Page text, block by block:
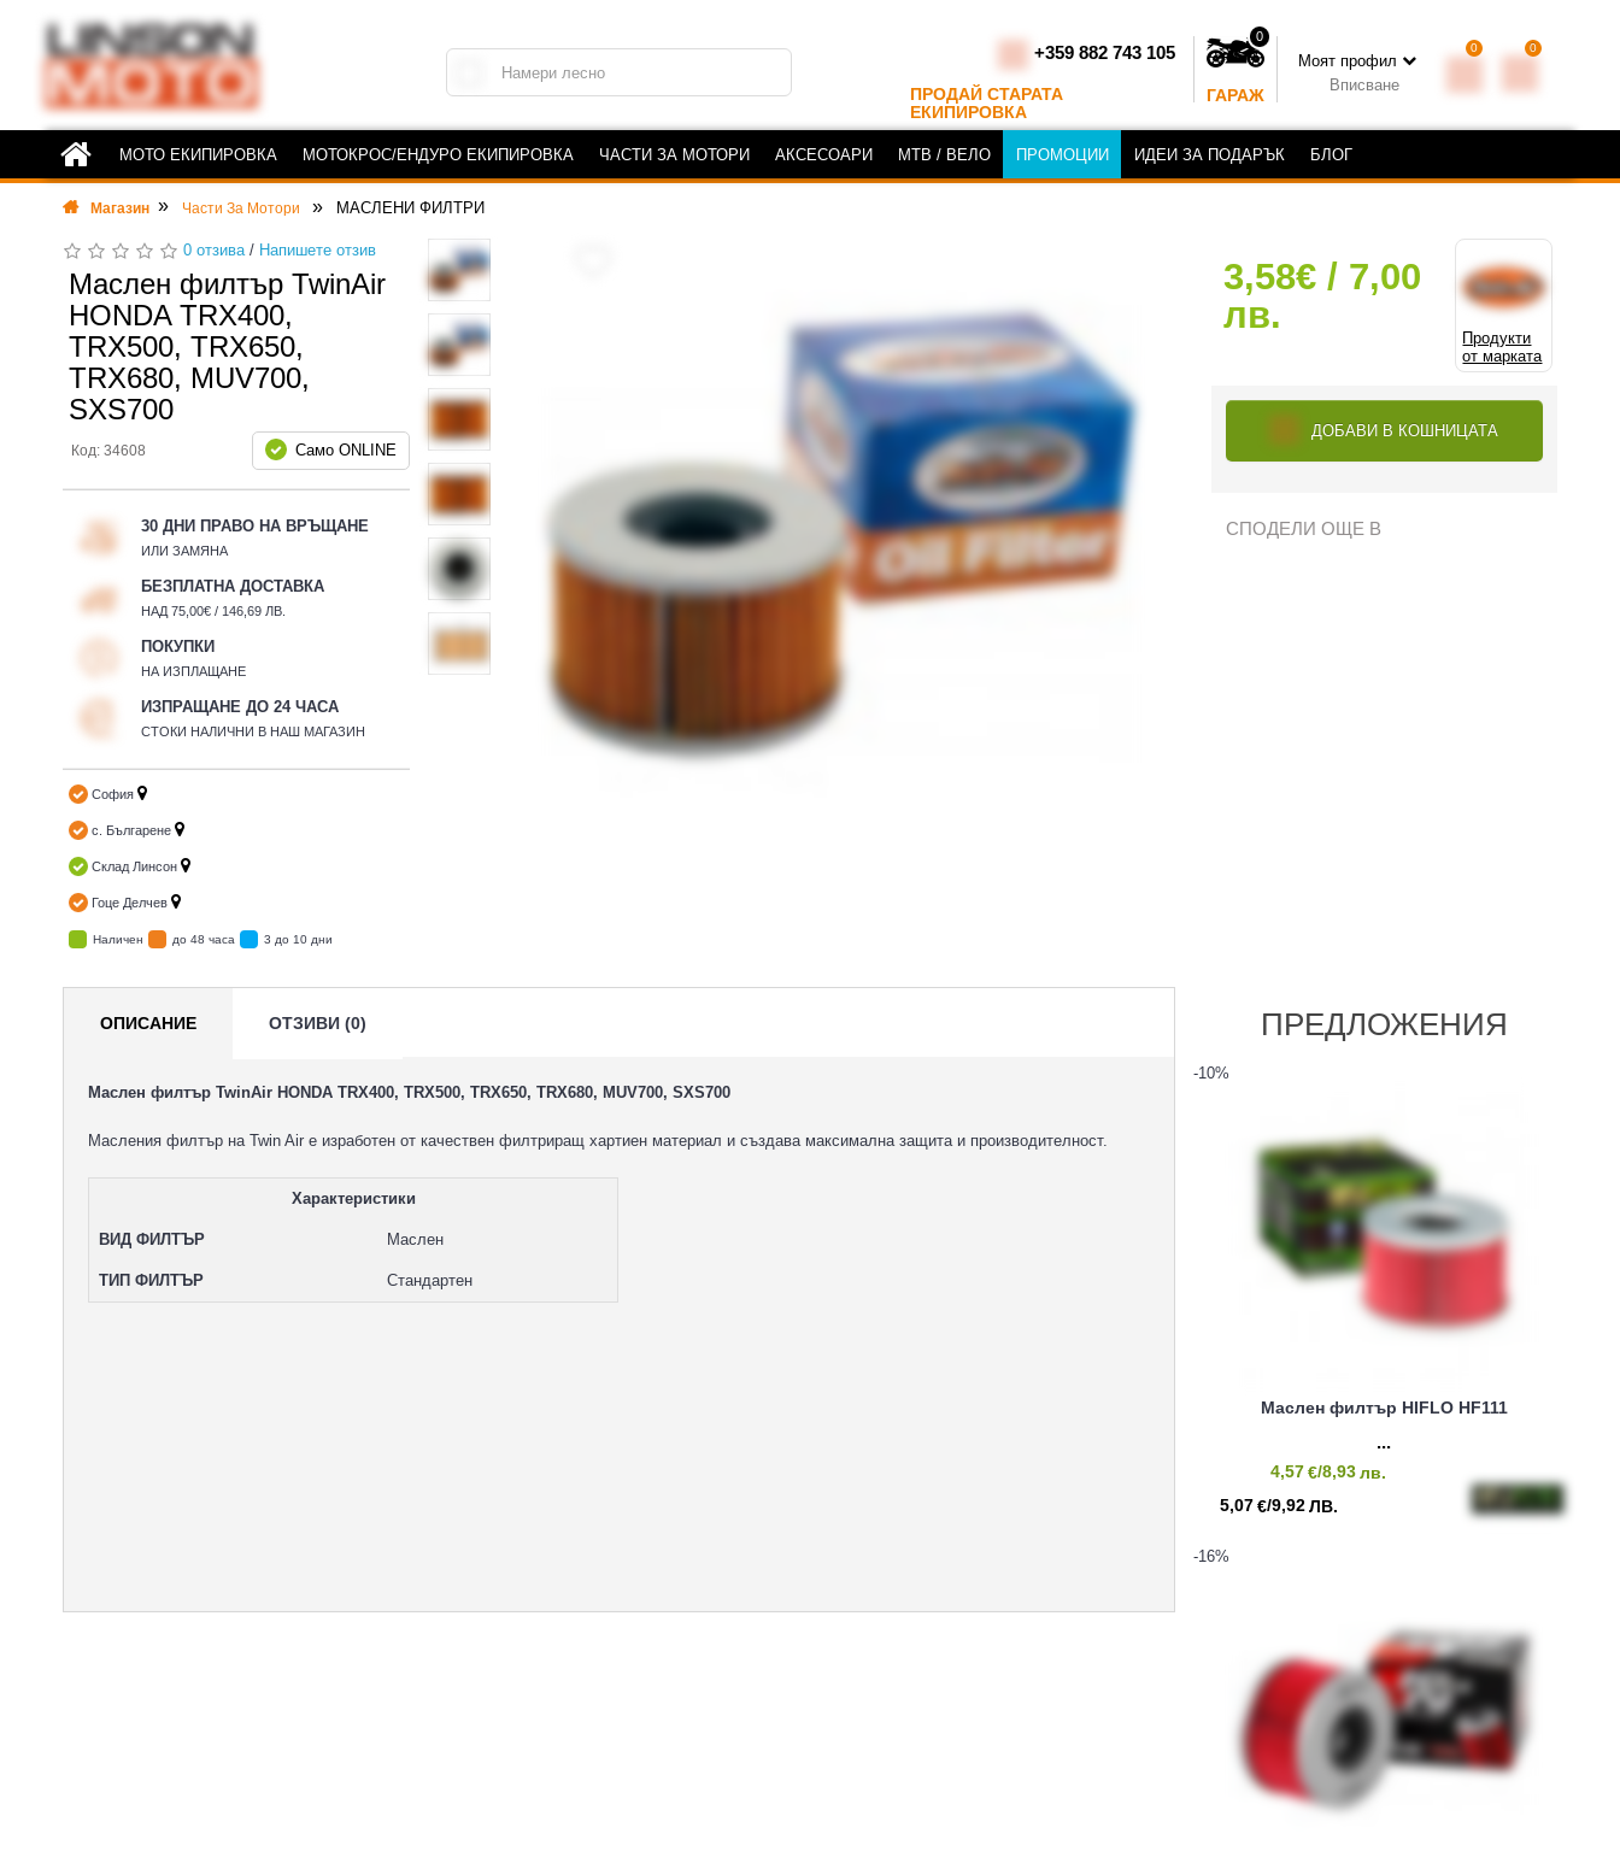
+359 882 743 105
ПРОДАЙ СТАРАТА
ЕКИПИРОВКА
0
ГАРАЖ
Моят профил
Вписване
0 0
МОТО ЕКИПИРОВКА МОТОКРОС/ЕНДУРО ЕКИПИРОВКА ЧАСТИ ЗА МОТОРИ АКСЕСОАРИ MTB / ВЕЛО ПРОМОЦИИ ИДЕИ ЗА ПОДАРЪК БЛОГ
Магазин Части За Мотори МАСЛЕНИ ФИЛТРИ
0 отзива/ Напишете отзив
Маслен филтър TwinAir
HONDA TRX400,
TRX500, TRX650,
TRX680, MUV700,
SXS700
Код: 34608 Само ONLINE
30 ДНИ ПРАВО НА ВРЪЩАНЕ
ИЛИ ЗАМЯНА
БЕЗПЛАТНА ДОСТАВКА
НАД 75,00€ / 146,69 ЛВ.
ПОКУПКИ
НА ИЗПЛАЩАНЕ
ИЗПРАЩАНЕ ДО 24 ЧАСА
СТОКИ НАЛИЧНИ В НАШ МАГАЗИН
София
с. Българене
Склад Линсон
Гоце Делчев
Наличен до 48 часа 3 до 10 дни
Продукти
от марката
3,58€ / 7,00
лв.
ДОБАВИ В КОШНИЦАТА
СПОДЕЛИ ОЩЕ В
ОПИСАНИЕ ОТЗИВИ (0)
Маслен филтър TwinAir HONDA TRX400, TRX500, TRX650, TRX680, MUV700, SXS700
Масления филтър на Twin Air e изработен от качествен филтриращ хартиен материал и създава максимална защита и производителност.
Характеристики
ВИД ФИЛТЪР Маслен
ТИП ФИЛТЪР Стандартен
ПРЕДЛОЖЕНИЯ
-10%
Маслен филтър HIFLO HF111
4,57€/8,93лв.
5,07 €/9,92 ЛВ.
-16%